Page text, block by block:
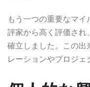
もう一つの重要なマ
評家から高く評価され
確立しました。この
レーションやプロジェ